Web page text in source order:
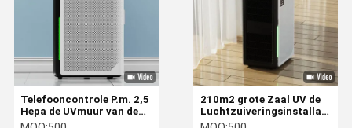
Telefooncontrole P.m. 2,5
Hepa de UVmuur van de
Luchtzuiveringsinstallatie
210m2 grote Zaal UV de
Luchtzuiveringsinstallatie
van Hepa met de Motor en